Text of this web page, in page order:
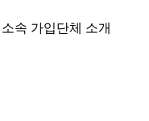
속 가입단체 소개